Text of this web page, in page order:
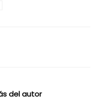
del autor